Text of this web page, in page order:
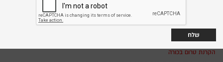
קים א. סניידר
אפוס 17 - הפסטיבל לסרטי תרבות ואמנות
ספרים רבותי, סרטים
הקרנת טרום בכורה